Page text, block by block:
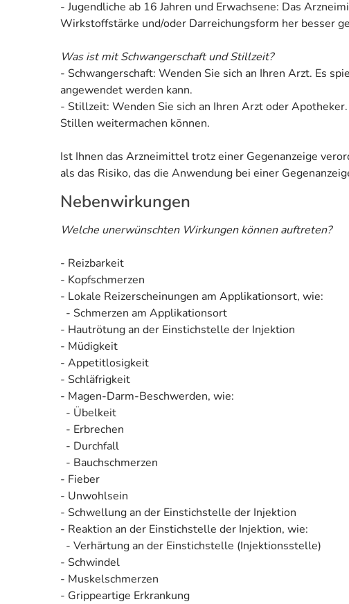
- Jugendliche ab 16 Jahren und Erwachsene: Das
Wirkstoffstärke und/oder Darreichungsform her besser
Was ist mit Schwangerschaft und Stillzeit?
- Schwangerschaft: Wenden Sie sich an Ihren Arzt. Es
angewendet werden kann.
- Stillzeit: Wenden Sie sich an Ihren Arzt oder
Stillen weitermachen können.
Ist Ihnen das Arzneimittel trotz einer Gegenanzeige
als das Risiko, das die Anwendung bei einer
Nebenwirkungen
Welche unerwünschten Wirkungen können auftreten?
- Reizbarkeit
- Kopfschmerzen
- Lokale Reizerscheinungen am Applikationsort, wie:
- Schmerzen am Applikationsort
- Hautrötung an der Einstichstelle der Injektion
- Müdigkeit
- Appetitlosigkeit
- Schläfrigkeit
- Magen-Darm-Beschwerden, wie:
- Übelkeit
- Erbrechen
- Durchfall
- Bauchschmerzen
- Fieber
- Unwohlsein
- Schwellung an der Einstichstelle der Injektion
- Reaktion an der Einstichstelle der Injektion, wie:
- Verhärtung an der Einstichstelle (Injektionsstelle)
- Schwindel
- Muskelschmerzen
- Grippeartige Erkrankung